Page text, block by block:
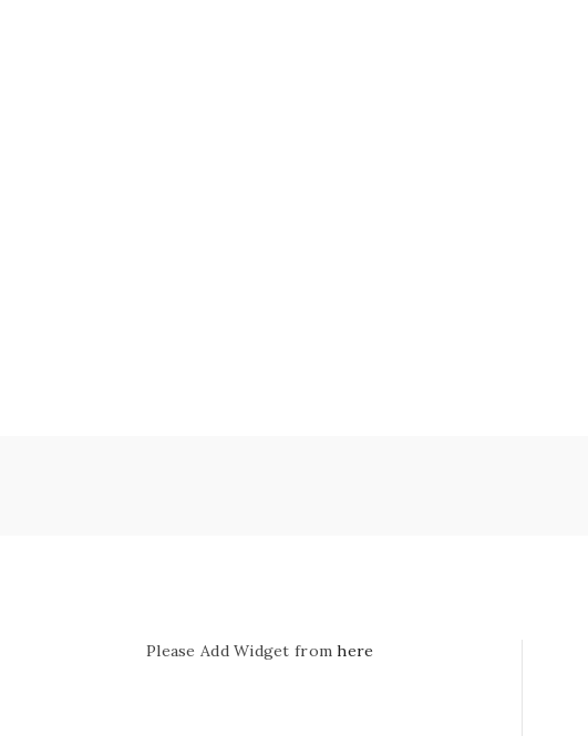
Please Add Widget fromhere